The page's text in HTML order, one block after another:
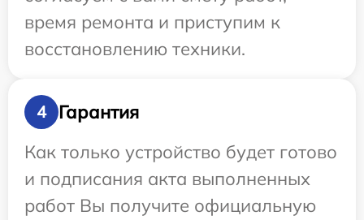
время ремонта и приступим к
восстановлению техники.
4
Гарантия
Как только устройство будет готово
и подписания акта выполненных
работ Вы получите официальную